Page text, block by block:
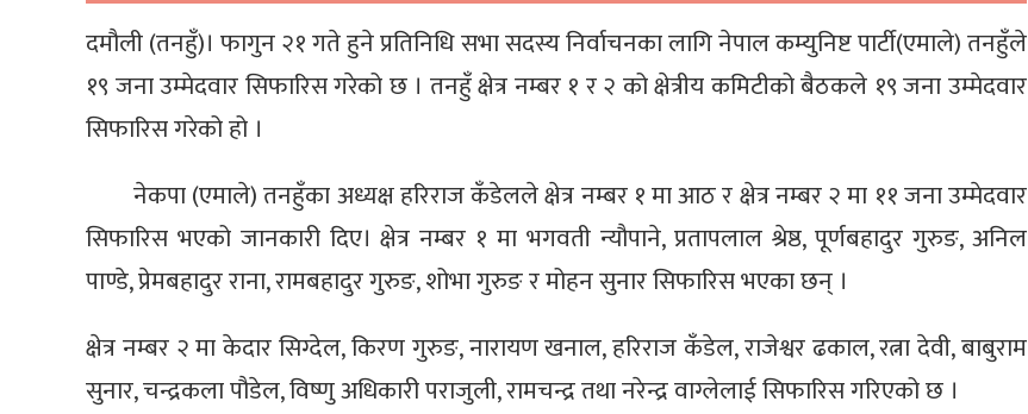
दमौली (तनहुँ)। फागुन २१ गते हुने प्रतिनिधि सभा सदस्य निर्वाचनका लागि नेपाल कम्युनिष्ट पार्टी(एमाले) तनहुँले
१९ जना उम्मेदवार सिफारिस गरेको छ । तनहुँ क्षेत्र नम्बर १ र २ को क्षेत्रीय कमिटीको बैठकले १९ जना उम्मेदवार
सिफारिस गरेको हो ।
नेकपा (एमाले) तनहुँका अध्यक्ष हरिराज कँडेलले क्षेत्र नम्बर १ मा आठ र क्षेत्र नम्बर २ मा ११ जना उम्मेदवार
सिफारिस भएको जानकारी दिए। क्षेत्र नम्बर १ मा भगवती न्यौपाने, प्रतापलाल श्रेष्ठ, पूर्णबहादुर गुरुङ, अनिल
पाण्डे, प्रेमबहादुर राना, रामबहादुर गुरुङ, शोभा गुरुङ र मोहन सुनार सिफारिस भएका छन् ।
क्षेत्र नम्बर २ मा केदार सिग्देल, किरण गुरुङ, नारायण खनाल, हरिराज कँडेल, राजेश्वर ढकाल, रत्ना देवी, बाबुराम
सुनार, चन्द्रकला पौडेल, विष्णु अधिकारी पराजुली, रामचन्द्र तथा नरेन्द्र वाग्लेलाई सिफारिस गरिएको छ ।